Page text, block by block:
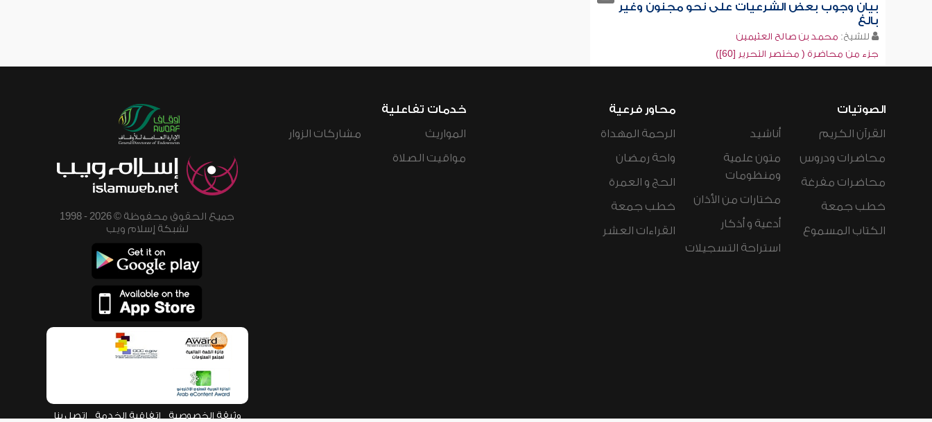
بيان وجوب بعض الشرعيات على نحو مجنون وغير
بالغ
للشيخ: محمد بن صالح العثيمين
جزء من محاضرة ( مختصر التحرير [60])
الصوتيات
القرآن الكريم
محاضرات ودروس
محاضرات مفرغة
خطب جمعة
الكتاب المسموع
أناشيد
متون علمية
ومنظومات
مختارات من الأذان
أدعية و أذكار
استراحة التسجيلات
محاور فرعية
الرحمة المهداة
واحة رمضان
الحج و العمرة
خطب جمعة
القراءات العشر
خدمات تفاعلية
المواريث
مواقيت الصلاة
مشاركات الزوار
جميع الحقوق محفوظة © 2026 - 1998
لشبكة إسلام ويب
وثيقة الخصوصية اتفاقية الخدمة اتصل بنا